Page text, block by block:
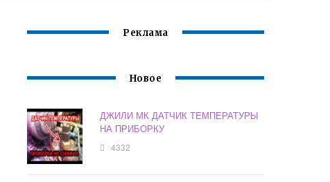
Реклама
Новое
ДЖИЛИ МК ДАТЧИК ТЕМПЕРАТУРЫ
НА ПРИБОРКУ
4332